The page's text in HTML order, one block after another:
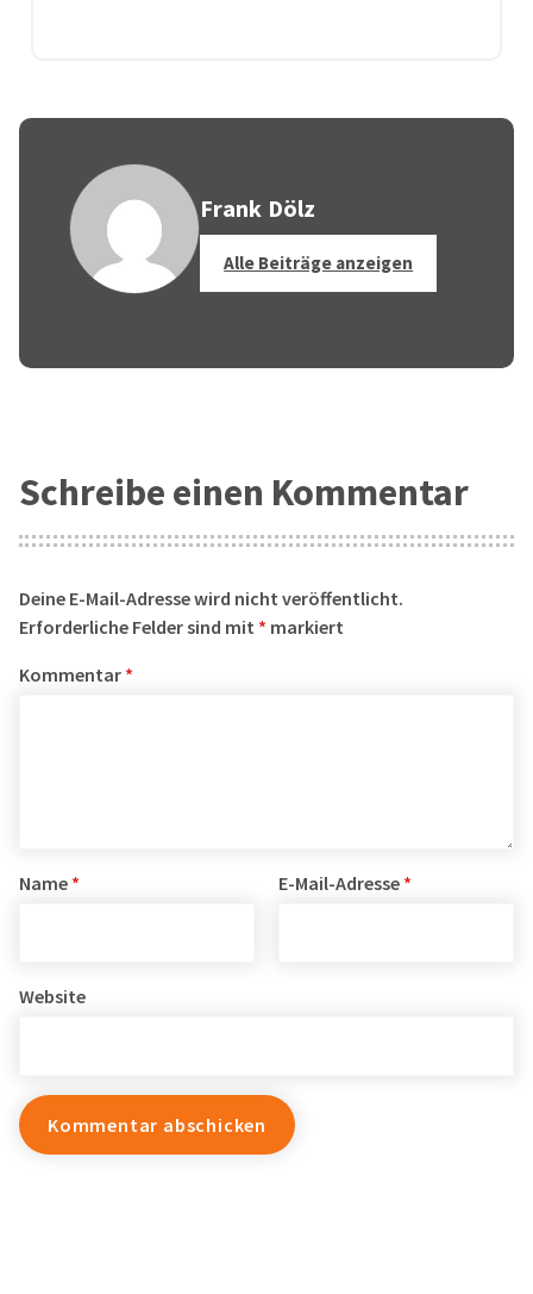
Frank Dölz
Alle Beiträge anzeigen
Schreibe einen Kommentar
Deine E-Mail-Adresse wird nicht veröffentlicht.
Erforderliche Felder sind mit * markiert
Kommentar *
Name * E-Mail-Adresse *
Website